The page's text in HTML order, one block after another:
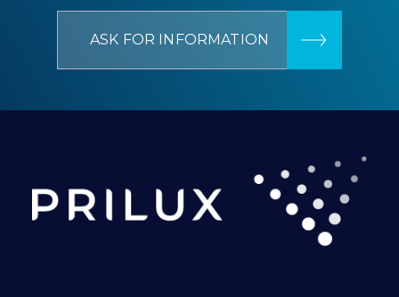
ASK FOR INFORMATION